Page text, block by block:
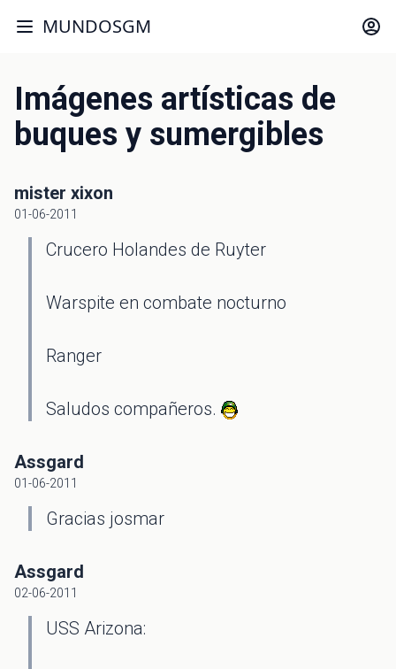
MUNDOSGM
Imágenes artísticas de
buques y sumergibles
mister xixon
01-06-2011
Crucero Holandes de Ruyter
Warspite en combate nocturno
Ranger
Saludos compañeros.
Assgard
01-06-2011
Gracias josmar
Assgard
02-06-2011
USS Arizona: